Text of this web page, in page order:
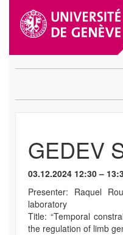
GEDEV
03.12.2024 12:30 –
Presenter: Raquel
laboratory
Title: “Temporal
the regulation of limb